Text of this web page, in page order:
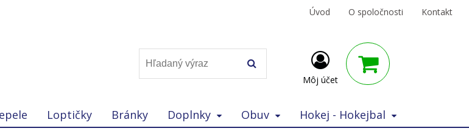
Úvod O spoločnosti Kontakt
Môj účet
Loptičky Bránky Doplnky Obuv Hokej - Hokejbal